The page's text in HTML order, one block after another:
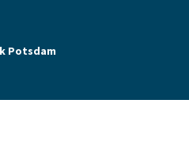
Potsdam